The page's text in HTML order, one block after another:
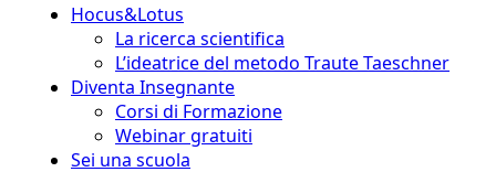
Hocus&Lotus
La ricerca scientifica
L’ideatrice del metodo Traute Taeschner
Diventa Insegnante
Corsi di Formazione
Webinar gratuiti
Sei una scuola